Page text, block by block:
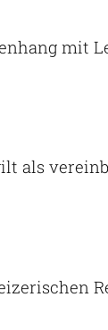
mit
als